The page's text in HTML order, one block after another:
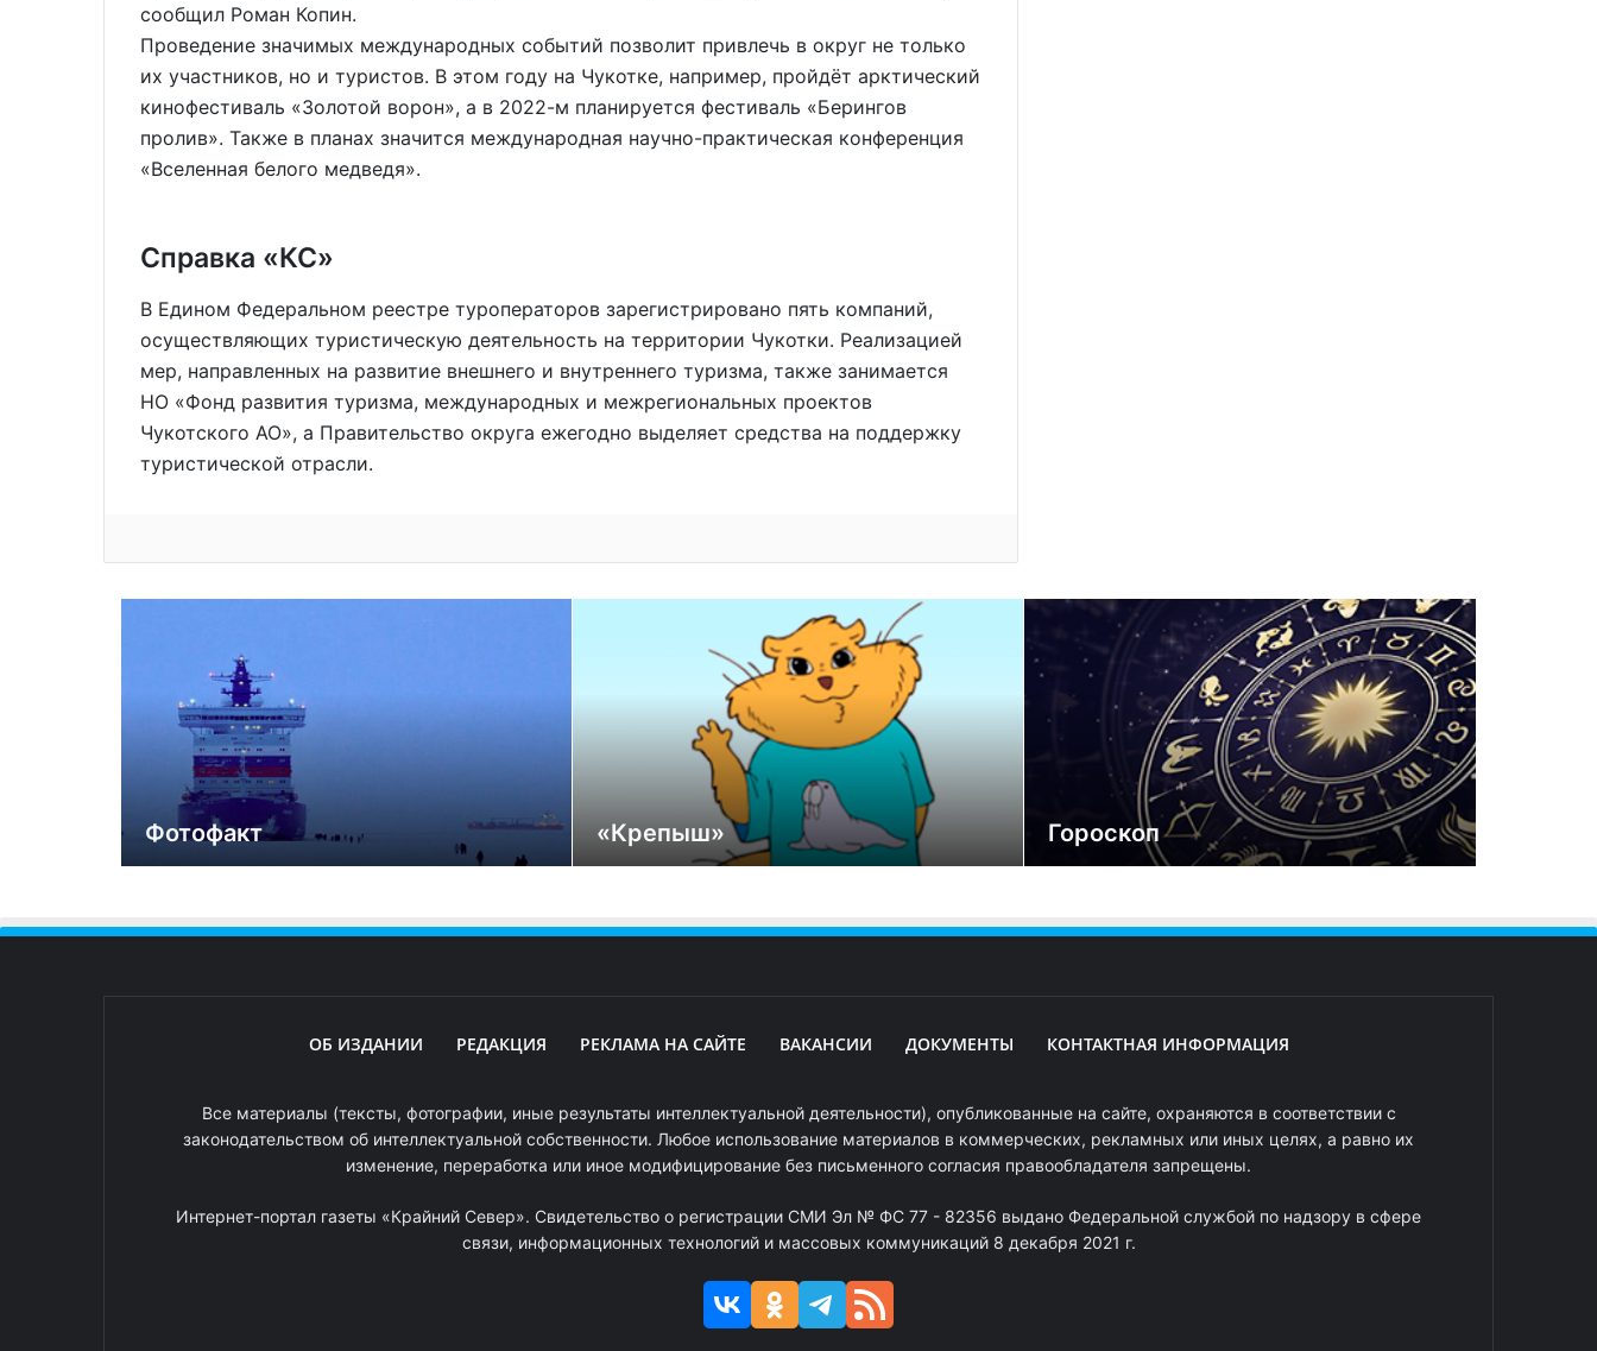
сообщил Роман Копин.
Проведение значимых международных событий позволит привлечь в округ не только
их участников, но и туристов. В этом году на Чукотке, например, пройдёт арктический
кинофестиваль «Золотой ворон», а в 2022-м планируется фестиваль «Берингов
пролив». Также в планах значится международная научно-практическая конференция
«Вселенная белого медведя».
Справка «КС»
В Едином Федеральном реестре туроператоров зарегистрировано пять компаний,
осуществляющих туристическую деятельность на территории Чукотки. Реализацией
мер, направленных на развитие внешнего и внутреннего туризма, также занимается
НО «Фонд развития туризма, международных и межрегиональных проектов
Чукотского АО», а Правительство округа ежегодно выделяет средства на поддержку
туристической отрасли.
Фотофакт «Крепыш» Гороскоп
ОБ ИЗДАНИИ РЕДАКЦИЯ РЕКЛАМА НА САЙТЕ ВАКАНСИИ ДОКУМЕНТЫ КОНТАКТНАЯ ИНФОРМАЦИЯ
Все материалы (тексты, фотографии, иные результаты интеллектуальной деятельности), опубликованные на сайте, охраняются в соответствии с
законодательством об интеллектуальной собственности. Любое использование материалов в коммерческих, рекламных или иных целях, а равно их
изменение, переработка или иное модифицирование без письменного согласия правообладателя запрещены.
Интернет-портал газеты «Крайний Север». Свидетельство о регистрации СМИ Эл № ФС 77 - 82356 выдано Федеральной службой по надзору в сфере
связи, информационных технологий и массовых коммуникаций 8 декабря 2021 г.